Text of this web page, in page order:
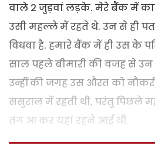
वाले 2 जुड़वां लड़के. मेरे बैंक में
उसी महल्ले में रहते थे. उन से ही
विधवा है. हमारे बैंक में ही उस के
साल पहले बीमारी की वजह से उन
उन्हीं की जगह उस औरत को
ससुराल में रहती थी, परंतु पिछले
तंग आ कर यहां रहने आई थी.